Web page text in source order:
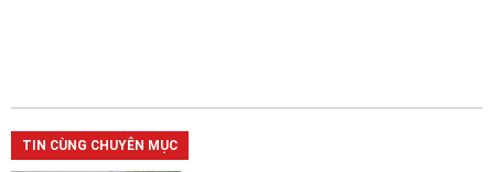
TIN CÙNG CHUYÊN MỤC